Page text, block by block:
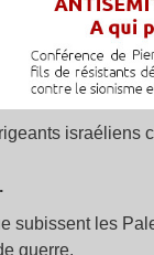
israéliens
subissent les
guerre.